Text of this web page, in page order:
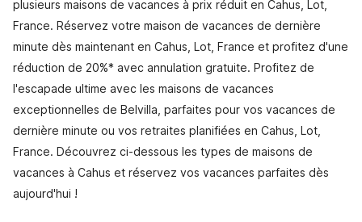
plusieurs maisons de vacances à prix réduit en Cahus, Lot,
France. Réservez votre maison de vacances de dernière
minute dès maintenant en Cahus, Lot, France et profitez d'une
réduction de 20%* avec annulation gratuite. Profitez de
l'escapade ultime avec les maisons de vacances
exceptionnelles de Belvilla, parfaites pour vos vacances de
dernière minute ou vos retraites planifiées en Cahus, Lot,
France. Découvrez ci-dessous les types de maisons de
vacances à Cahus et réservez vos vacances parfaites dès
aujourd'hui !